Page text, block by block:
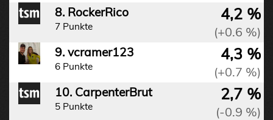
8. RockerRico
7 Punkte
4,2 %
(+0.6 %)
9. vcramer123
6 Punkte
4,3 %
(+0.7 %)
10. CarpenterBrut
5 Punkte
2,7 %
(-0.9 %)